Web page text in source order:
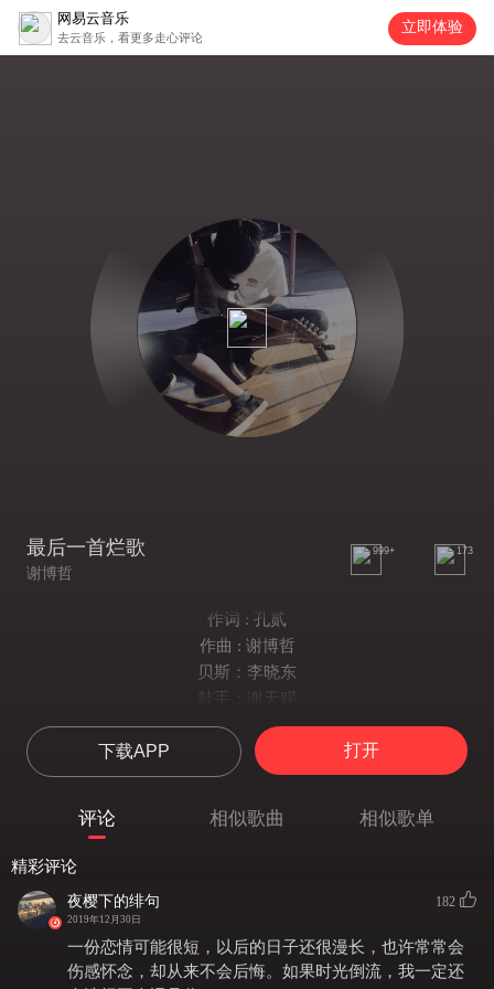
网易云音乐
去云音乐，看更多走心评论
立即体验
最后一首烂歌
谢博哲
999+ 173
作词 : 孔贰
作曲 : 谢博哲
贝斯：李晓东
鼓手：谢天赐
吉他/弦乐/和声/编录混：谢博哲
落满尘埃的老书架
许久没翻过的漫画
在角落里孤单的放着
再也没有机会说出它
曾经可爱又天真的你啊
下载APP 打开
评论 相似歌曲 相似歌单
精彩评论
夜樱下的绯句
2019年12月30日
182
一份恋情可能很短，以后的日子还很漫长，也许常常会
伤感怀念，却从来不会后悔。如果时光倒流，我一定还